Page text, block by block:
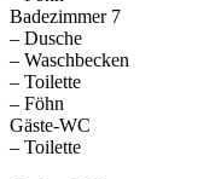
Badezimmer 7
– Dusche
– Waschbecken
– Toilette
– Föhn
Gäste-WC
– Toilette